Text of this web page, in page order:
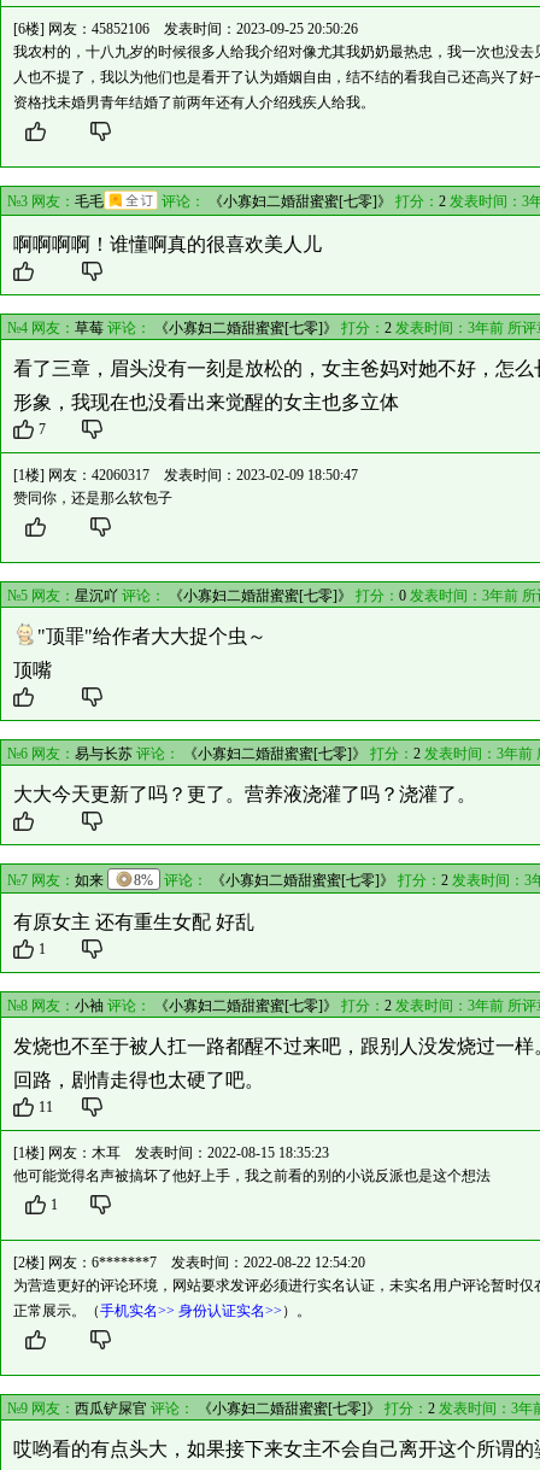
[6楼] 网友： 45852106 发表时间：2023-09-25 20:50:26
我农村的，十八九岁的时候很多人给我介绍对像尤其我奶奶最热忠，我一次也没
人也不提了，我以为他们也是看开了认为婚姻自由，结不结的看我自己还高兴了
资格找未婚男青年结婚了前两年还有人介绍残疾人给我。
№3 网友： 毛毛 评论： 《小寡妇二婚甜蜜蜜[七零]》 打分： 2 发表时间：3
啊啊啊啊！谁懂啊真的很喜欢美人儿
№4 网友： 草莓 评论： 《小寡妇二婚甜蜜蜜[七零]》 打分： 2 发表时间：3年前 所
看了三章，眉头没有一刻是放松的，女主爸妈对她不好，怎
形象，我现在也没看出来觉醒的女主也多立体
7
[1楼] 网友： 42060317 发表时间：2023-02-09 18:50:47
赞同你，还是那么软包子
№5 网友： 星沉吖 评论： 《小寡妇二婚甜蜜蜜[七零]》 打分： 0 发表时间：3年前
"顶罪"给作者大大捉个虫～
顶嘴
№6 网友： 易与长苏 评论： 《小寡妇二婚甜蜜蜜[七零]》 打分： 2 发表时间：3年前
大大今天更新了吗？更了。营养液浇灌了吗？浇灌了。
№7 网友： 如来 8% 评论： 《小寡妇二婚甜蜜蜜[七零]》 打分： 2 发表时间：3
有原女主 还有重生女配 好乱
1
№8 网友： 小袖 评论： 《小寡妇二婚甜蜜蜜[七零]》 打分： 2 发表时间：3年前 所
发烧也不至于被人扛一路都醒不过来吧，跟别人没发烧过一
回路，剧情走得也太硬了吧。
11
[1楼] 网友： 木耳 发表时间：2022-08-15 18:35:23
他可能觉得名声被搞坏了他好上手，我之前看的别的小说反派也是这个想法
1
[2楼] 网友： 6*******7 发表时间：2022-08-22 12:54:20
为营造更好的评论环境，网站要求发评必须进行实名认证，未实名用户评论暂时
正常展示。（手机实名>> 身份认证实名>> ）。
№9 网友： 西瓜铲屎官 评论： 《小寡妇二婚甜蜜蜜[七零]》 打分： 2 发表时间：3年
哎哟看的有点头大，如果接下来女主不会自己离开这个所谓